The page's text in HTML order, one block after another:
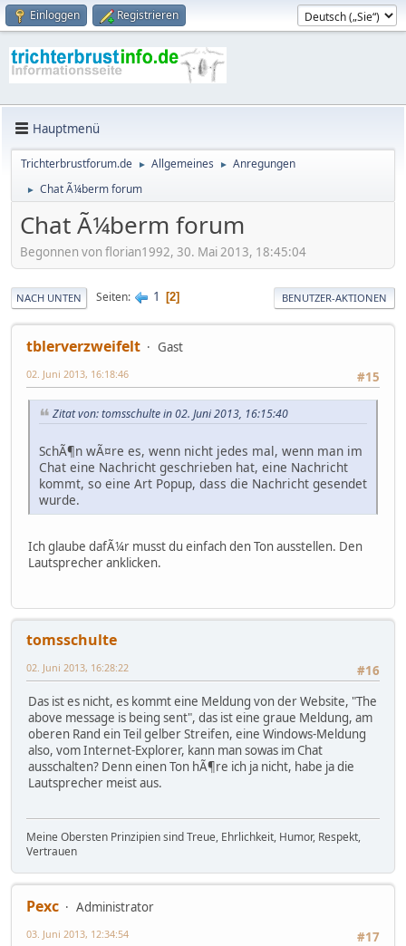
Einloggen Registrieren
Hauptmenü
Trichterbrustforum.de ► Allgemeines ► Anregungen
► Chat Ã¼berm forum
Chat Ã¼berm forum
Begonnen von florian1992, 30. Mai 2013, 18:45:04
NACH UNTEN Seiten 1 2 BENUTZER-AKTIONEN
tblerverzweifelt
Gast
#15
02. Juni 2013, 16:18:46
Zitat von: tomsschulte in 02. Juni 2013, 16:15:40
SchÃ¶n wÃ¤re es, wenn nicht jedes mal, wenn man im
Chat eine Nachricht geschrieben hat, eine Nachricht
kommt, so eine Art Popup, dass die Nachricht gesendet
wurde.
Ich glaube dafÃ¼r musst du einfach den Ton ausstellen. Den
Lautsprecher anklicken.
tomsschulte
#16
02. Juni 2013, 16:28:22
Das ist es nicht, es kommt eine Meldung von der Website, "The
above message is being sent", das ist eine graue Meldung, am
oberen Rand ein Teil gelber Streifen, eine Windows-Meldung
also, vom Internet-Explorer, kann man sowas im Chat
ausschalten? Denn einen Ton hÃ¶re ich ja nicht, habe ja die
Lautsprecher meist aus.
Meine Obersten Prinzipien sind Treue, Ehrlichkeit, Humor, Respekt,
Vertrauen
Pexc
Administrator
#17
03. Juni 2013, 12:34:54